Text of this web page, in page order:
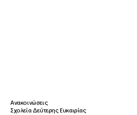
Ανακοινώσεις
Σχολεία Δεύτερης Ευκαιρίας